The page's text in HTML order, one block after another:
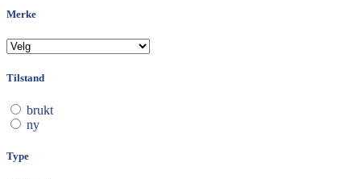
Merke
Tilstand
brukt
ny
Type